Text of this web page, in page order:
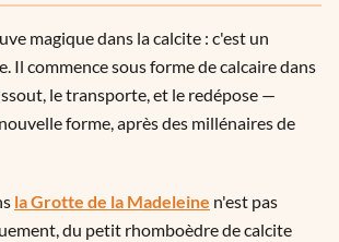
magique dans la calcite : c'est un
Il commence sous forme de calcaire dans
le transporte, et le redépose —
forme, après des millénaires de
la Grotte de la Madeleine n'est pas
du petit rhomboèdre de calcite